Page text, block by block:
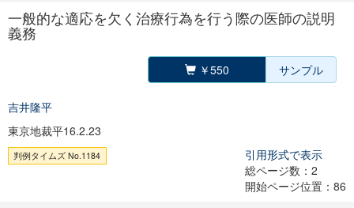
一般的な適応を欠く治療行為を行う際の医師の説明
義務
￥550 サンプル
吉井隆平
東京地裁平16.2.23
判例タイムズ No.1184
引用形式で表示
総ページ数：2
開始ページ位置：86